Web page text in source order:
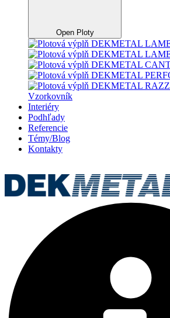
Open Ploty
Vzorkovník
Interiéry
Podhľady
Referencie
Témy/Blog
Kontakty